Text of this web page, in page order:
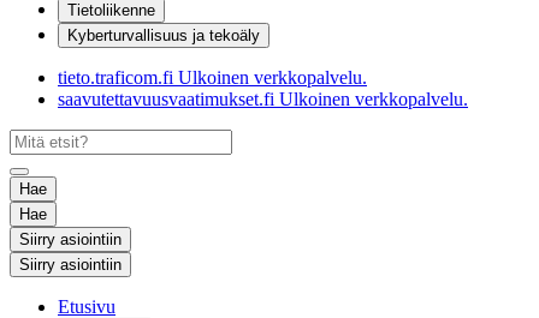
Tietoliikenne
Kyberturvallisuus ja tekoäly
tieto.traficom.fi Ulkoinen verkkopalvelu.
saavutettavuusvaatimukset.fi Ulkoinen verkkopalvelu.
Hae
Hae
Siirry asiointiin
Siirry asiointiin
Etusivu